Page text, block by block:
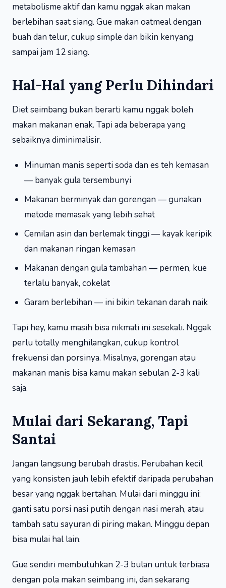
metabolisme aktif dan kamu nggak akan makan
berlebihan saat siang. Gue makan oatmeal dengan
buah dan telur, cukup simple dan bikin kenyang
sampai jam 12 siang.
Hal-Hal yang Perlu Dihindari
Diet seimbang bukan berarti kamu nggak boleh
makan makanan enak. Tapi ada beberapa yang
sebaiknya diminimalisir.
Minuman manis seperti soda dan es teh kemasan
— banyak gula tersembunyi
Makanan berminyak dan gorengan — gunakan
metode memasak yang lebih sehat
Cemilan asin dan berlemak tinggi — kayak keripik
dan makanan ringan kemasan
Makanan dengan gula tambahan — permen, kue
terlalu banyak, cokelat
Garam berlebihan — ini bikin tekanan darah naik
Tapi hey, kamu masih bisa nikmati ini sesekali. Nggak
perlu totally menghilangkan, cukup kontrol
frekuensi dan porsinya. Misalnya, gorengan atau
makanan manis bisa kamu makan sebulan 2-3 kali
saja.
Mulai dari Sekarang, Tapi
Santai
Jangan langsung berubah drastis. Perubahan kecil
yang konsisten jauh lebih efektif daripada perubahan
besar yang nggak bertahan. Mulai dari minggu ini:
ganti satu porsi nasi putih dengan nasi merah, atau
tambah satu sayuran di piring makan. Minggu depan
bisa mulai hal lain.
Gue sendiri membutuhkan 2-3 bulan untuk terbiasa
dengan pola makan seimbang ini, dan sekarang